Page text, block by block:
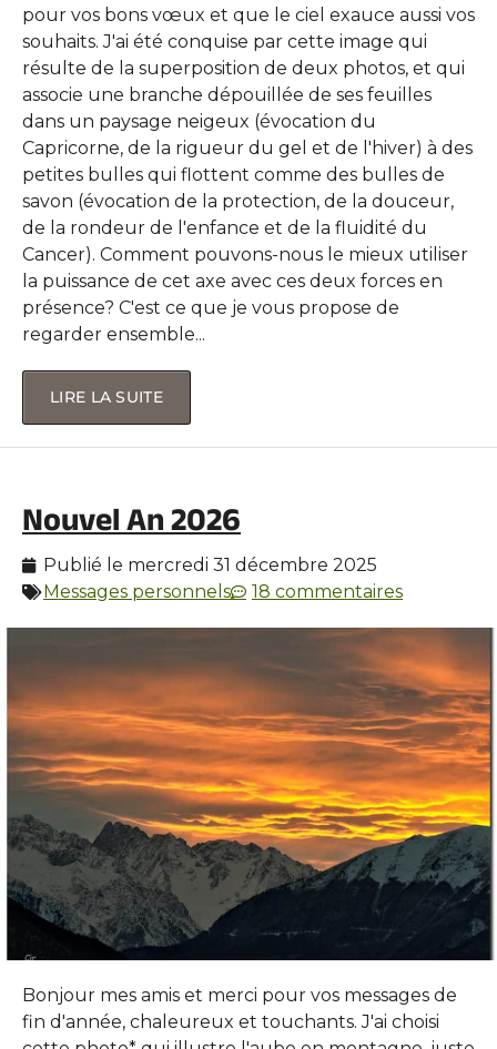
pour vos bons vœux et que le ciel exauce aussi vos
souhaits. J'ai été conquise par cette image qui
résulte de la superposition de deux photos, et qui
associe une branche dépouillée de ses feuilles
dans un paysage neigeux (évocation du
Capricorne, de la rigueur du gel et de l'hiver) à des
petites bulles qui flottent comme des bulles de
savon (évocation de la protection, de la douceur,
de la rondeur de l'enfance et de la fluidité du
Cancer). Comment pouvons-nous le mieux utiliser
la puissance de cet axe avec ces deux forces en
présence? C'est ce que je vous propose de
regarder ensemble...
LIRE LA SUITE
Nouvel An 2026
Publié le mercredi 31 décembre 2025
Messages personnels
18 commentaires
Bonjour mes amis et merci pour vos messages de
fin d'année, chaleureux et touchants. J'ai choisi